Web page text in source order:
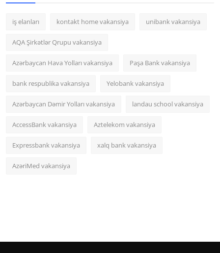
iş elanları kontakt home vakansiya unibank vakansiya
AQA Şirkətlər Qrupu vakansiya
Azərbaycan Hava Yolları vakansiya Paşa Bank vakansiya
bank respublika vakansiya Yelobank vakansiya
Azərbaycan Dəmir Yolları vakansiya landau school vakansiya
AccessBank vakansiya Aztelekom vakansiya
Expressbank vakansiya xalq bank vakansiya
AzəriMed vakansiya